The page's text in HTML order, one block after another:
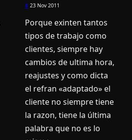
#23 Nov 2011
Porque exinten tantos
tipos de trabajo como
clientes, siempre hay
cambios de ultima hora,
reajustes y como dicta
el refran «adaptado» el
cliente no siempre tiene
la razon, tiene la última
palabra que no es lo